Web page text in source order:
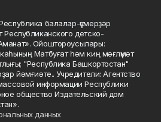
балалар-үҫмерҙәр
детско-
Ойоштороусылары:
Матбуғат һәм киң мәғлүмәт
"Республика Башкортостан"
йәмғиәте.. Учредители: Агентство
информации Республики
общество Издательский дом
данных